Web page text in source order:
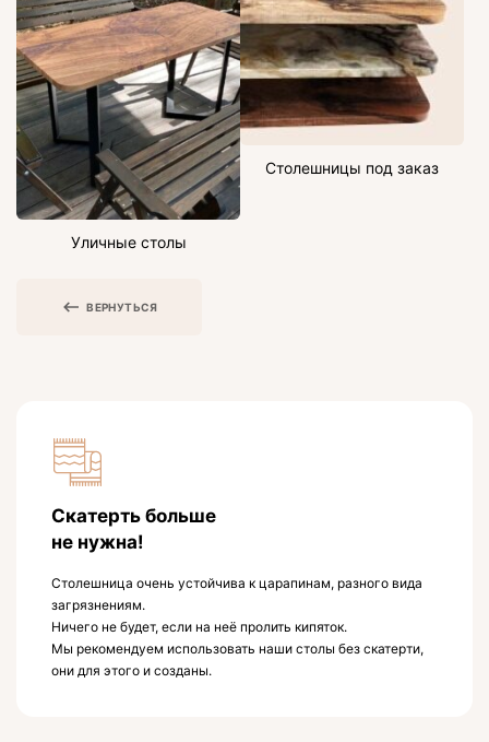
Уличные столы
Столешницы под заказ
ВЕРНУТЬСЯ
Скатерть больше
не нужна!
Столешница очень устойчива к царапинам, разного вида
загрязнениям.
Ничего не будет, если на неё пролить кипяток.
Мы рекомендуем использовать наши столы без скатерти,
они для этого и созданы.